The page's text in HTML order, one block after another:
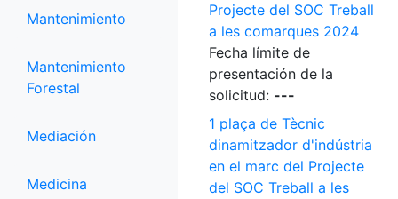
Mantenimiento
Mantenimiento
Forestal
Mediación
Medicina
Projecte del SOC Treball
a les comarques 2024
Fecha límite de
presentación de la
solicitud: ---
1 plaça de Tècnic
dinamitzador d'indústria
en el marc del Projecte
del SOC Treball a les